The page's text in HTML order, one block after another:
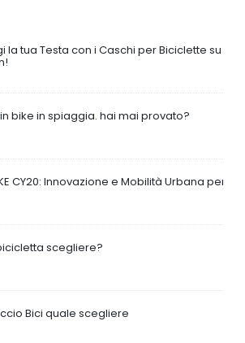
la tua Testa con i Caschi per Biciclette su
bike in spiaggia. hai mai provato?
CY20: Innovazione e Mobilità Urbana per
scegliere?
Bici quale scegliere